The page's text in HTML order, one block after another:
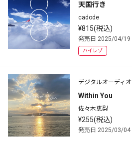
天国行き
cadode
¥815(税込)
発売日 2025/04/19
ハイレゾ
デジタルオーディオ
Within You
佐々木恵梨
¥255(税込)
発売日 2025/03/04